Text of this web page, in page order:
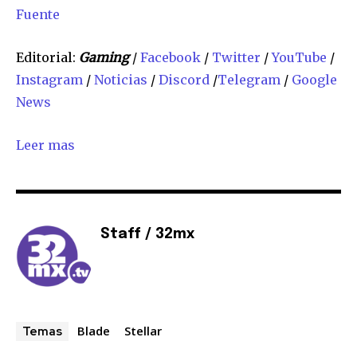
Fuente
Editorial: Gaming/ Facebook / Twitter /YouTube /
Instagram / Noticias / Discord /Telegram / Google
News
Leer mas
Staff / 32mx
Temas Blade Stellar